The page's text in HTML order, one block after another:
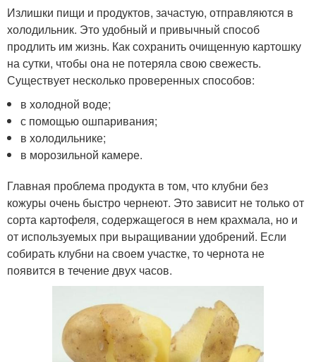
Излишки пищи и продуктов, зачастую, отправляются в
холодильник. Это удобный и привычный способ
продлить им жизнь. Как сохранить очищенную картошку
на сутки, чтобы она не потеряла свою свежесть.
Существует несколько проверенных способов:
в холодной воде;
с помощью ошпаривания;
в холодильнике;
в морозильной камере.
Главная проблема продукта в том, что клубни без
кожуры очень быстро чернеют. Это зависит не только от
сорта картофеля, содержащегося в нем крахмала, но и
от используемых при выращивании удобрений. Если
собирать клубни на своем участке, то чернота не
появится в течение двух часов.